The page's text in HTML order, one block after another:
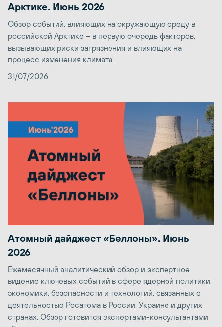
Арктике. Июнь 2026
Обзор событий, влияющих на окружающую среду в
российской Арктике – в первую очередь факторов,
вызывающих риски загрязнения и влияющих на
процесс изменения климата
31/07/2026
Атомный дайджест «Беллоны». Июнь
2026
Ежемесячный аналитический обзор и экспертное
видение ключевых событий в сфере ядерной политики,
экономики, безопасности и технологий, связанных с
деятельностью Росатома в России, Украине и других
странах. Обзор готовится экспертами-консультантами